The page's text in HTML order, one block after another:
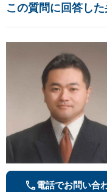
この質問に回答し
電話でお問い合